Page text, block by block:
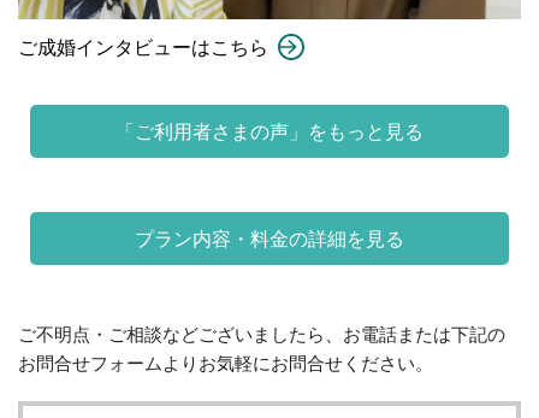
ご成婚インタビューはこちら
「ご利用者さまの声」をもっと見る
プラン内容・料金の詳細を見る
ご不明点・ご相談などございましたら、お電話または下記の
お問合せフォームよりお気軽にお問合せください。